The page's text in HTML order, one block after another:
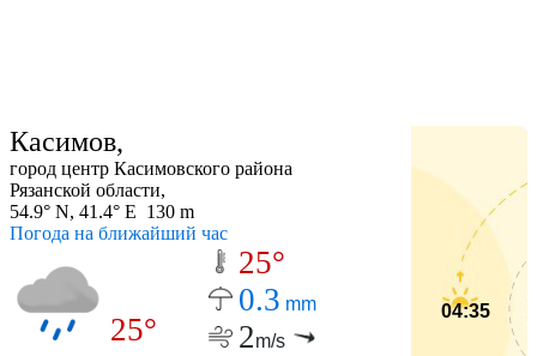
Касимов,
город центр Касимовского района
Рязанской области,
54.9° N, 41.4° E 130 m
Погода на ближайший час
25°
25°
0.3 mm
2m/s
04:35